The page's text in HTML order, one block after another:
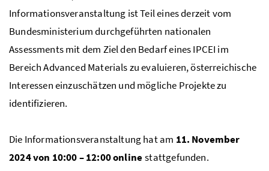
Informationsveranstaltung ist Teil eines derzeit vom
Bundesministerium durchgeführten nationalen
Assessments mit dem Ziel den Bedarf eines IPCEI im
Bereich Advanced Materials zu evaluieren, österreichische
Interessen einzuschätzen und mögliche Projekte zu
identifizieren.
Die Informationsveranstaltung hat am 11. November
2024 von 10:00 – 12:00 onlinestattgefunden.